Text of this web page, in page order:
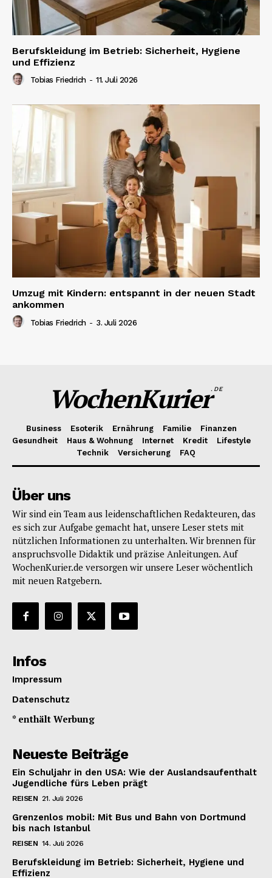
Berufskleidung im Betrieb: Sicherheit, Hygiene
und Effizienz
Tobias Friedrich - 11. Juli 2026
Umzug mit Kindern: entspannt in der neuen Stadt
ankommen
Tobias Friedrich - 3. Juli 2026
WochenKurier.DE
Business Esoterik Ernährung Familie
Finanzen
Gesundheit
Haus & Wohnung Internet Kredit
Lifestyle
Technik
Versicherung FAQ
Über uns
Wir sind ein Team aus leidenschaftlichen Redakteuren, das
es sich zur Aufgabe gemacht hat, unsere Leser stets mit
nützlichen Informationen zu unterhalten. Wir brennen für
anspruchsvolle Didaktik und präzise Anleitungen. Auf
WochenKurier.de versorgen wir unsere Leser wöchentlich
mit neuen Ratgebern.
Infos
Impressum
Datenschutz
* enthält Werbung
Neueste Beiträge
Ein Schuljahr in den USA: Wie der Auslandsaufenthalt
Jugendliche fürs Leben prägt
REISEN 21. Juli 2026
Grenzenlos mobil: Mit Bus und Bahn von Dortmund
bis nach Istanbul
REISEN 14. Juli 2026
Berufskleidung im Betrieb: Sicherheit, Hygiene und
Effizienz